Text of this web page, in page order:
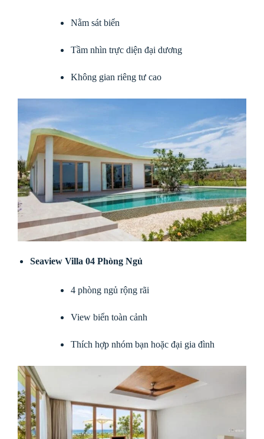
Nằm sát biển
Tầm nhìn trực diện đại dương
Không gian riêng tư cao
Seaview Villa 04 Phòng Ngủ
4 phòng ngủ rộng rãi
View biển toàn cảnh
Thích hợp nhóm bạn hoặc đại gia đình